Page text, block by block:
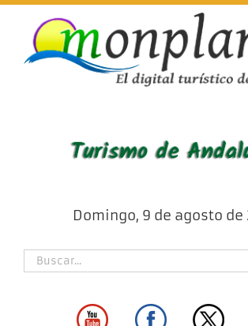
Skip
content
Domingo, 9 de agosto de